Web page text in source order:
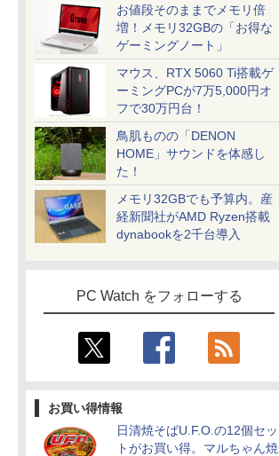
お値段そのままでメモリ倍
増！メモリ32GBの「お得な
ゲーミングノート」
マウス、RTX 5060 Ti搭載ゲ
ーミングPCが7万5,000円オ
フで30万円台！
鳥肌ものの「DENON
HOME」サウンドを体感し
た！
メモリ32GBでも予算内。産
経新聞社がAMD Ryzen搭載
dynabookを2千台導入
PC Watch をフォローする
お買い得情報
日清焼そばU.F.O.の12個セッ
トがお買い得。マルちゃん焼